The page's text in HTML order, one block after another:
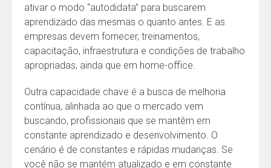
ativar o modo “autodidata” para buscarem
aprendizado das mesmas o quanto antes. E as
empresas devem fornecer, treinamentos,
capacitação, infraestrutura e condições de trabalho
apropriadas, ainda que em home-office.
Outra capacidade chave é a busca de melhoria
contínua, alinhada ao que o mercado vem
buscando, profissionais que se mantêm em
constante aprendizado e desenvolvimento. O
cenário é de constantes e rápidas mudanças. Se
você não se mantém atualizado e em constante